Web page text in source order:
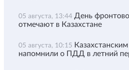
05 августа, 13:44 День
отмечают в Казахстане
05 августа, 10:15
напомнили о ПДД в летний